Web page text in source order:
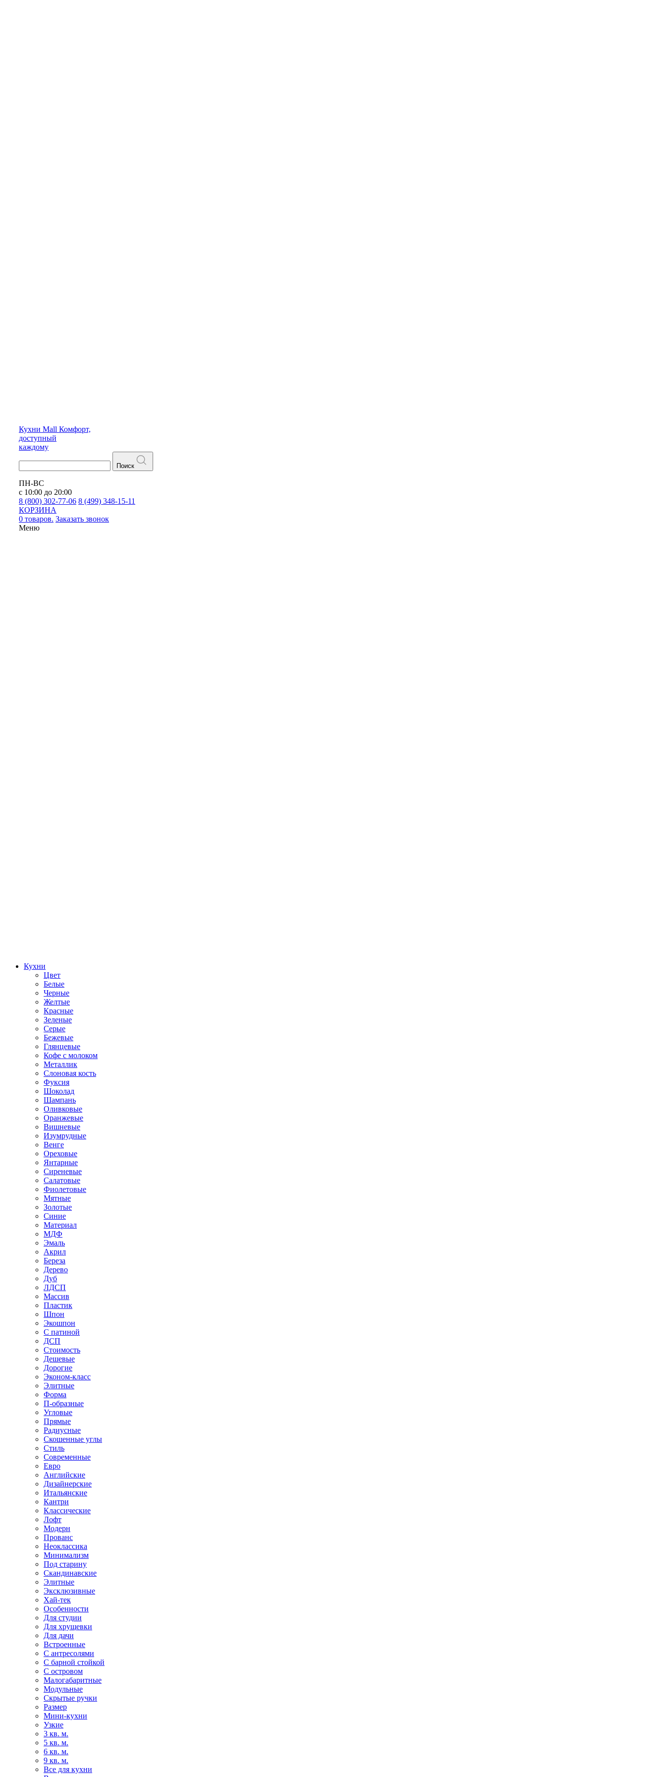
Кухни Mall Комфорт,
доступный
каждому
Поиск
ПН-ВС
с 10:00 до 20:00
8 (800) 302-77-06 8 (499) 348-15-11
КОРЗИНА
0 товаров. Заказать звонок
Меню
Кухни
Цвет
Белые
Черные
Желтые
Красные
Зеленые
Серые
Бежевые
Глянцевые
Кофе с молоком
Металлик
Слоновая кость
Фуксия
Шоколад
Шампань
Оливковые
Оранжевые
Вишневые
Изумрудные
Венге
Ореховые
Янтарные
Сиреневые
Салатовые
Фиолетовые
Мятные
Золотые
Синие
Материал
МДФ
Эмаль
Акрил
Береза
Дерево
Дуб
ЛДСП
Массив
Пластик
Шпон
Экошпон
С патиной
ДСП
Стоимость
Дешевые
Дорогие
Эконом-класс
Элитные
Форма
П-образные
Угловые
Прямые
Радиусные
Скошенные углы
Стиль
Современные
Евро
Английские
Дизайнерские
Итальянские
Кантри
Классические
Лофт
Модерн
Прованс
Неоклассика
Минимализм
Под старину
Скандинавские
Элитные
Эксклюзивные
Хай-тек
Особенности
Для студии
Для хрущевки
Для дачи
Встроенные
С антресолями
С барной стойкой
С островом
Малогабаритные
Модульные
Скрытые ручки
Размер
Мини-кухни
Узкие
3 кв. м.
5 кв. м.
6 кв. м.
9 кв. м.
Все для кухни